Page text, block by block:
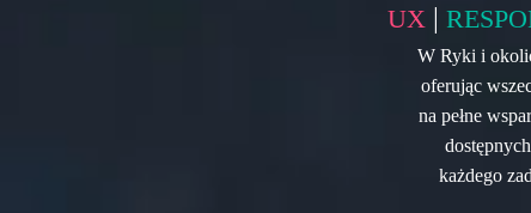
UX |
W Ryki i
oferując
na pełne
każdego